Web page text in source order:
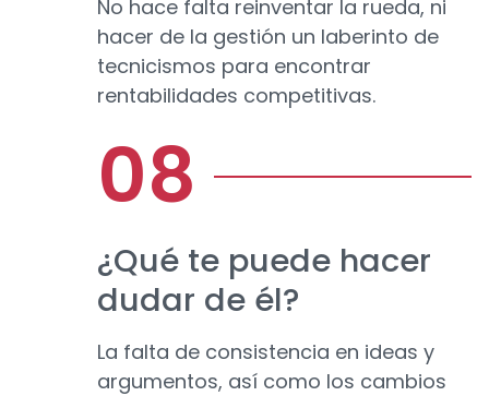
No hace falta reinventar la rueda, ni
hacer de la gestión un laberinto de
tecnicismos para encontrar
rentabilidades competitivas.
¿Qué te puede hacer
dudar de él?
La falta de consistencia en ideas y
argumentos, así como los cambios